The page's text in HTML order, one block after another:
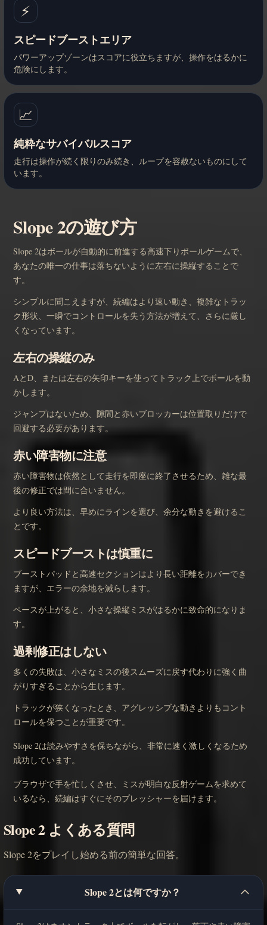
⚡
スピードブーストエリア
パワーアップゾーンはスコアに役立ちますが、操作をはるかに
危険にします。
📈
純粋なサバイバルスコア
走行は操作が続く限りのみ続き、ループを容赦ないものにして
います。
Slope 2の遊び方
Slope 2はボールが自動的に前進する高速下りボールゲームで、
あなたの唯一の仕事は落ちないように左右に操縦することで
す。
シンプルに聞こえますが、続編はより速い動き、複雑なトラッ
ク形状、一瞬でコントロールを失う方法が増えて、さらに厳し
くなっています。
左右の操縦のみ
AとD、または左右の矢印キーを使ってトラック上でボールを動
かします。
ジャンプはないため、隙間と赤いブロッカーは位置取りだけで
回避する必要があります。
赤い障害物に注意
赤い障害物は依然として走行を即座に終了させるため、雑な最
後の修正では間に合いません。
より良い方法は、早めにラインを選び、余分な動きを避けるこ
とです。
スピードブーストは慎重に
ブーストパッドと高速セクションはより長い距離をカバーでき
ますが、エラーの余地を減らします。
ペースが上がると、小さな操縦ミスがはるかに致命的になりま
す。
過剰修正はしない
多くの失敗は、小さなミスの後スムーズに戻す代わりに強く曲
がりすぎることから生じます。
トラックが狭くなったとき、アグレッシブな動きよりもコント
ロールを保つことが重要です。
Slope 2は読みやすさを保ちながら、非常に速く激しくなるため
成功しています。
ブラウザで手を忙しくさせ、ミスが明白な反射ゲームを求めて
いるなら、続編はすぐにそのプレッシャーを届けます。
Slope 2 よくある質問
Slope 2をプレイし始める前の簡単な回答。
Slope 2とは何ですか？